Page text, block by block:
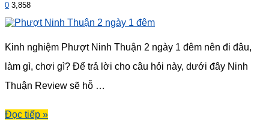
0 3,858
Kinh nghiệm Phượt Ninh Thuận 2 ngày 1 đêm nên đi đâu,
làm gì, chơi gì? Để trả lời cho câu hỏi này, dưới đây Ninh
Thuận Review sẽ hỗ …
Đọc tiếp »